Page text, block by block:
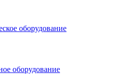
оборудование
оборудование